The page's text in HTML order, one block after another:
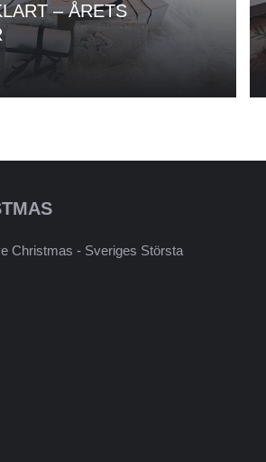
– ÅRETS
Christmas - Sveriges Största